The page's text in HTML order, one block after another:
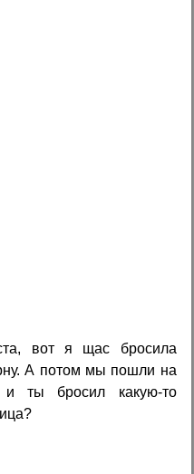
вот я щас бросила
А потом мы пошли на
и ты бросил какую-то